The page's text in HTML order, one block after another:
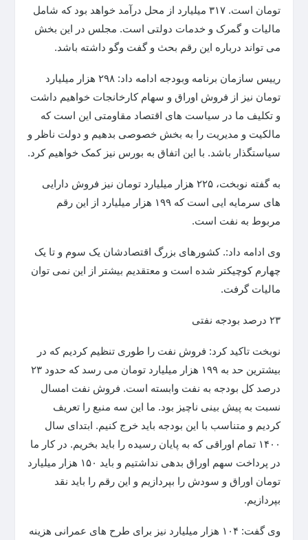
تومان است. ۳۱۷ میلیارد از محل درآمد خواهد بود که شامل
مالیات و گمرک و خدمات دولتی است. مجلس در این بخش
می تواند درباره این رقم بحث و گفت وگو داشته باشد.
رییس سازمان برنامه وبودجه ادامه داد: ۲۹۸ هزار میلیارد
تومان نیز از فروش اوراق و سهام کارخانجات خواهیم داشت
و تکلیف ما در سیاست های اقتصاد مقاومتی این است که
مالکیت و مدیریت را به بخش خصوصی بدهیم و دولت ناظر و
سیاستگذار باشد. با این اتفاق به بورس نیز کمک خواهیم کرد.
به گفته نوبخت، ۲۲۵ هزار میلیارد تومان نیز فروش دارایی
های سرمایه ایی است که ۱۹۹ هزار میلیارد از این رقم
مربوط به نفت است.
وی ادامه داد:. کشورهای بزرگ اقتصادشان یک سوم و تا یک
چهارم کوچیکتر شده است و معتقدیم بیشتر از این نمی توان
مالیات گرفت.
۲۳ درصد بودجه نفتی
نوبخت تاکید کرد: فروش نفت را طوری تنظیم کردیم که در
بیشترین حد به ۱۹۹ هزار میلیارد تومان می رسد که حدود ۲۳
درصد کل بودجه به نفت وابسته است. فروش نفت امسال
نسبت به پیش بینی ناچیز بود. ما این سه منبع را تعریف
کردیم و متناسب با این بودجه باید خرج کنیم. ابتدای سال
۱۴۰۰ تمام اوراقی که به پایان رسیده را باید بخریم. در کار ما
در پرداخت سهم اوراق بدهی نداشتیم و باید ۱۵۰ هزار میلیارد
تومان اوراق و سودش را بپردازیم و این رقم را باید نقد
بپردازیم.
وی گفت: ۱۰۴ هزار میلیارد نیز برای طرح های عمرانی هزینه